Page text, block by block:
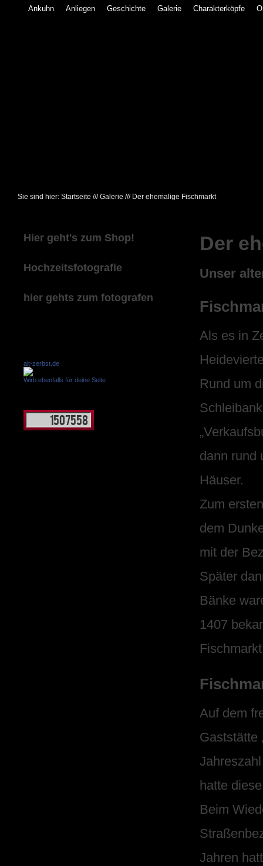
Ankuhn Anliegen Geschichte Galerie Charakterköpfe
Sie sind hier: Startseite ///Galerie /// Der ehemalige Fischmarkt
Der
Unser
Als es in
Rund um
dann rund
Häuser.
Zum
dem
mit der
Später
Bänke
1407
Auf dem
Gaststätte
hatte
Beim
Jahren
Hier geht's zum Shop!
Hochzeitsfotografie
hier gehts zum fotografen
alt-zerbst.de
Wirb ebenfalls für deine Seite